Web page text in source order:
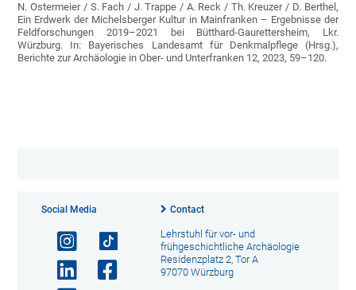
N. Ostermeier / S. Fach / J. Trappe / A. Reck / Th. Kreuzer / D. Berthel,
Ein Erdwerk der Michelsberger Kultur in Mainfranken – Ergebnisse der
Feldforschungen 2019–2021 bei Bütthard-Gaurettersheim, Lkr.
Würzburg. In: Bayerisches Landesamt für Denkmalpflege (Hrsg.),
Berichte zur Archäologie in Ober- und Unterfranken 12, 2023, 59–120.
Social Media Contact
Lehrstuhl für vor- und
frühgeschichtliche Archäologie
Residenzplatz 2, Tor A
97070 Würzburg